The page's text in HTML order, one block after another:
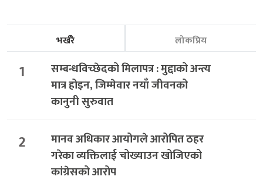
भर्खरै लोकप्रिय
1
सम्बन्धविच्छेदको मिलापत्र : मुद्दाको अन्त्य
मात्र होइन, जिम्मेवार नयाँ जीवनको
कानुनी सुरुवात
2
मानव अधिकार आयोगले आरोपित ठहर
गरेका व्यक्तिलाई चोख्याउन खोजिएको
कांग्रेसको आरोप